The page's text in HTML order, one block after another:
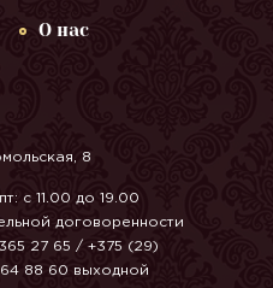
О нас
8
с 11.00 до 19.00
договоренности
27 65 / +375 (29)
88 60 выходной